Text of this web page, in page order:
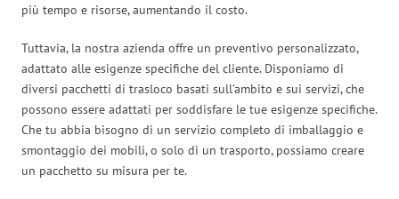
più tempo e risorse, aumentando il costo.
Tuttavia, la nostra azienda offre un preventivo personalizzato,
adattato alle esigenze specifiche del cliente. Disponiamo di
diversi pacchetti di trasloco basati sull’ambito e sui servizi, che
possono essere adattati per soddisfare le tue esigenze specifiche.
Che tu abbia bisogno di un servizio completo di imballaggio e
smontaggio dei mobili, o solo di un trasporto, possiamo creare
un pacchetto su misura per te.